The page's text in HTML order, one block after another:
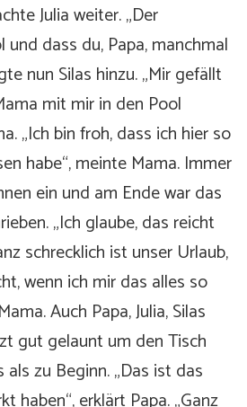
Julia weiter. „Der
dass du, Papa, manchmal
nun Silas hinzu. „Mir gefällt
mit mir in den Pool
„Ich bin froh, dass ich hier so
habe“, meinte Mama. Immer
ein und am Ende war das
„Ich glaube, das reicht
schrecklich ist unser Urlaub,
wenn ich mir das alles so
Auch Papa, Julia, Silas
gut gelaunt um den Tisch
als zu Beginn. „Das ist das
haben“, erklärt Papa. „Ganz